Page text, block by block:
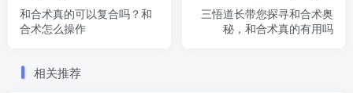
和合术真的可以复合吗？和
合术怎么操作
三悟道长带您探寻和合术奥
秘，和合术真的有用吗
相关推荐